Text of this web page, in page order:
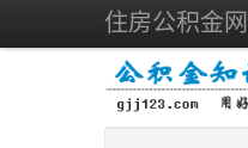
住房公积金网